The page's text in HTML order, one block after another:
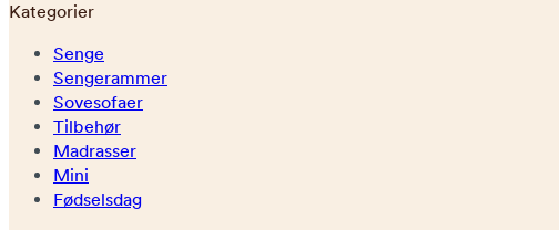
Kategorier
Senge
Sengerammer
Sovesofaer
Tilbehør
Madrasser
Mini
Fødselsdag